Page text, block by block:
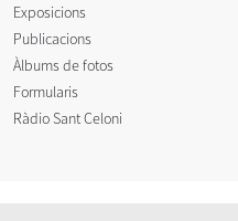
Exposicions
Publicacions
Àlbums de fotos
Formularis
Ràdio Sant Celoni